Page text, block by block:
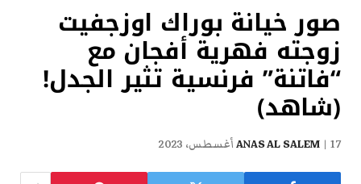
صور خيانة بوراك اوزجفيت
زوجته فهرية أفجان مع
“فاتنة” فرنسية تثير الجدل!
(شاهد)
ANAS AL SALEM 17 أغسطس، 2023